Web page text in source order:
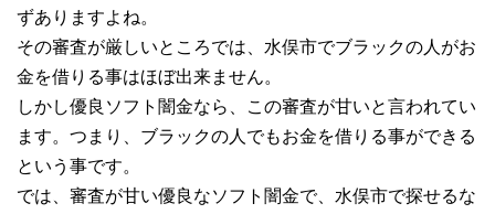
ずありますよね。
その審査が厳しいところでは、水俣市でブラックの人がお
金を借りる事はほぼ出来ません。
しかし優良ソフト闇金なら、この審査が甘いと言われてい
ます。つまり、ブラックの人でもお金を借りる事ができる
という事です。
では、審査が甘い優良なソフト闇金で、水俣市で探せるな